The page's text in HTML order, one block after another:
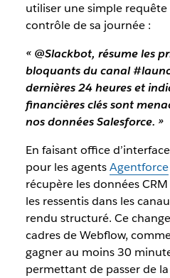
utiliser une simple
contrôle de sa journée :
« @Slackbot, résume les
bloquants du canal
dernières 24 heures et
financières clés sont
nos données Salesforce. »
En faisant office
pour les agentsAgentforce
récupère les données
les ressentis dans les
rendu structuré. Ce
cadres de Webflow,
gagner au moins 30
permettant de passer de